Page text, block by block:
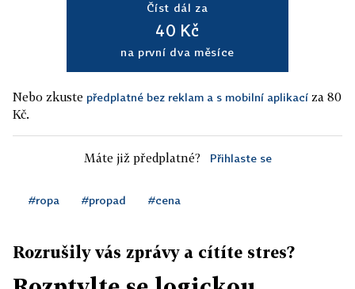
Číst dál za
40 Kč
na první dva měsíce
Nebo zkuste předplatné bez reklam a s mobilní aplikací za 80
Kč.
Máte již předplatné? Přihlaste se
#ropa #propad #cena
Rozrušily vás zprávy a cítíte stres?